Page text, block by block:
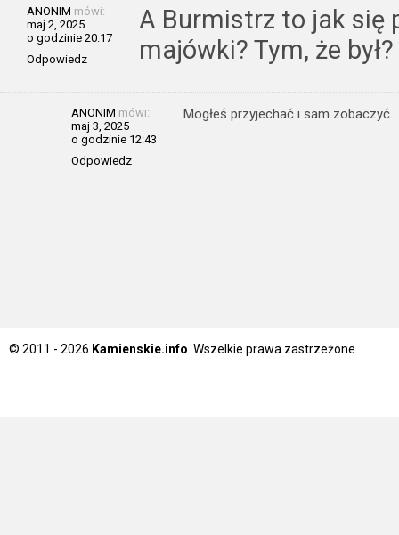
ANONIM mówi:
maj 2, 2025
o godzinie 20:17
Odpowiedz
A Burmistrz to jak się
majówki? Tym, że był?
ANONIM mówi:
maj 3, 2025
o godzinie 12:43
Odpowiedz
Mogłeś przyjechać i sam zobaczyć…
© 2011 - 2026 Kamienskie.info . Wszelkie prawa zastrzeżone.